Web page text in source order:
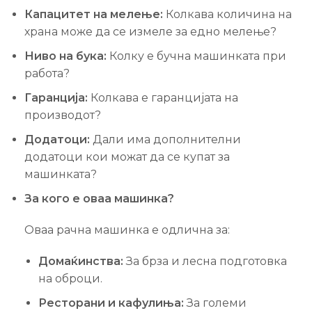
Капацитет на мелење: Колкава количина на
храна може да се измеле за едно мелење?
Ниво на бука: Колку е бучна машинката при
работа?
Гаранција: Колкава е гаранцијата на
производот?
Додатоци: Дали има дополнителни
додатоци кои можат да се купат за
машинката?
За кого е оваа машинка?
Оваа рачна машинка е одлична за:
Домаќинства: За брза и лесна подготовка
на оброци.
Ресторани и кафулиња: За големи